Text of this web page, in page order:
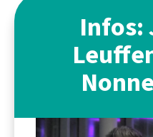
Infos: